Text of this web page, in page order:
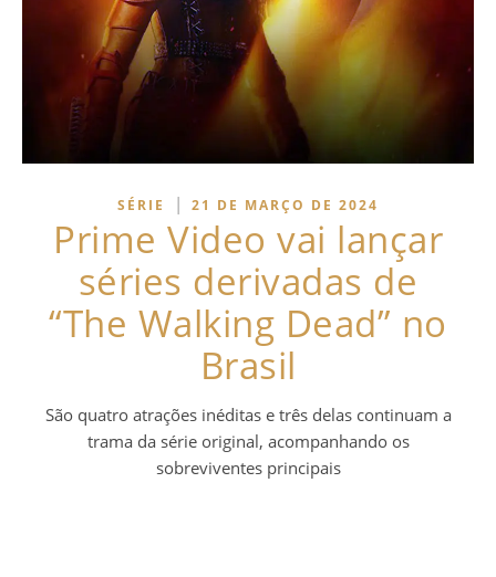
SÉRIE | 21 DE MARÇO DE 2024
Prime Video vai lançar
séries derivadas de
“The Walking Dead” no
Brasil
São quatro atrações inéditas e três delas continuam a
trama da série original, acompanhando os
sobreviventes principais